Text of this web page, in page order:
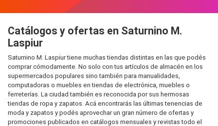
Catálogos y ofertas en Saturnino M.
Laspiur
Saturnino M. Laspiur tiene muchas tiendas distintas en las que podés
comprar cómodamente. No solo con tus artículos de almacén en los
supermercados populares sino también para manualidades,
computadoras o muebles en tiendas de electrónica, muebles o
ferreterías. La ciudad también es reconocida por sus hermosas
tiendas de ropa y zapatos. Acá encontrarás las últimas tenencias de
moda y zapatos y podés aprovechar un gran número de ofertas y
promociones publicados en catálogos mensuales y revistas todo el